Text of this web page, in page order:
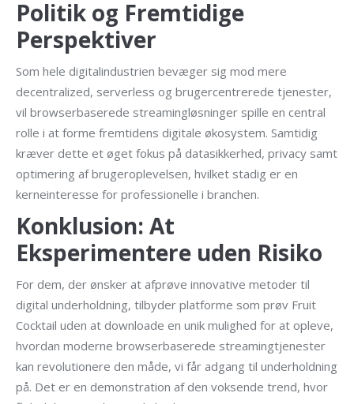
Politik og Fremtidige
Perspektiver
Som hele digitalindustrien bevæger sig mod mere
decentralized, serverless og brugercentrerede tjenester,
vil browserbaserede streamingløsninger spille en central
rolle i at forme fremtidens digitale økosystem. Samtidig
kræver dette et øget fokus på datasikkerhed, privacy samt
optimering af brugeroplevelsen, hvilket stadig er en
kerneinteresse for professionelle i branchen.
Konklusion: At
Eksperimentere uden Risiko
For dem, der ønsker at afprøve innovative metoder til
digital underholdning, tilbyder platforme som prøv Fruit
Cocktail uden at downloade en unik mulighed for at opleve,
hvordan moderne browserbaserede streamingtjenester
kan revolutionere den måde, vi får adgang til underholdning
på. Det er en demonstration af den voksende trend, hvor